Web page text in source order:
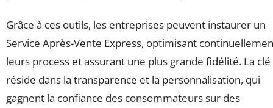
Grâce à ces outils, les entreprises peuvent instaurer un
Service Après-Vente Express, optimisant
leurs process et assurant une plus grande fidélité. La clé
réside dans la transparence et la personnalisation, qui
gagnent la confiance des consommateurs sur des